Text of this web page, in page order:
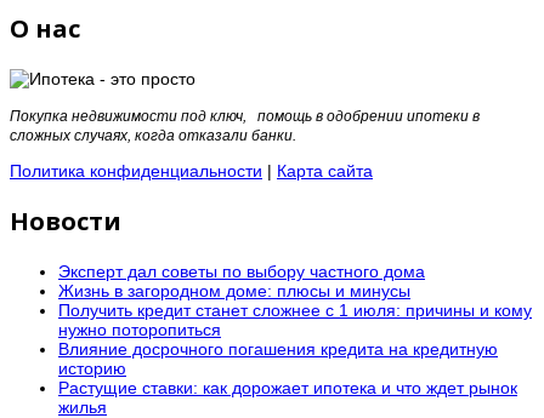
О нас
Покупка недвижимости под ключ, помощь в одобрении ипотеки в
сложных случаях, когда отказали банки.
Политика конфиденциальности | Карта сайта
Новости
Эксперт дал советы по выбору частного дома
Жизнь в загородном доме: плюсы и минусы
Получить кредит станет сложнее с 1 июля: причины и кому
нужно поторопиться
Влияние досрочного погашения кредита на кредитную
историю
Растущие ставки: как дорожает ипотека и что ждет рынок
жилья